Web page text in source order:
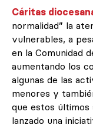
Cáritas
normalidad” la
vulnerables, a
en la Comunidad
aumentando los
algunas de las
menores y
que estos últimos
lanzado una